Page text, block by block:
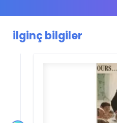
ilginç bilgiler